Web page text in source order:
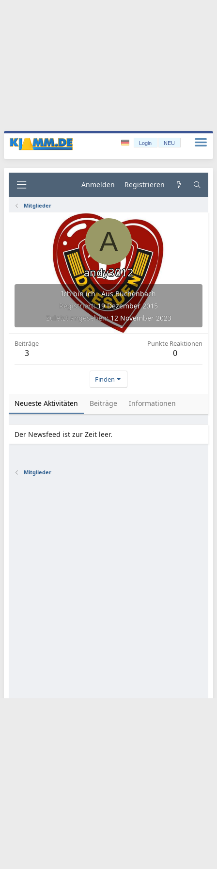
Login NEU
Anmelden Registrieren
Mitglieder
A
andy3012
Ich bin ich ·AusBüchenbach
Registriert 19 Dezember 2015
Zuletzt angesehen 12 November 2023
Beiträge
3
Punkte Reaktionen
0
Finden
Neueste Aktivitäten Beiträge Informationen
Der Newsfeed ist zur Zeit leer.
Mitglieder